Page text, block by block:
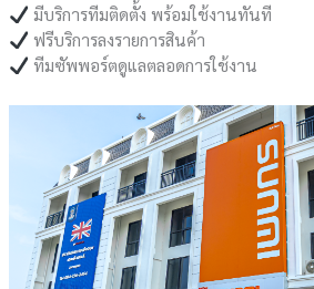
มีบริการทีมติดตั้ง พร้อมใช้งานทันที
ฟรีบริการลงรายการสินค้า
ทีมซัพพอร์ตดูแลตลอดการใช้งาน